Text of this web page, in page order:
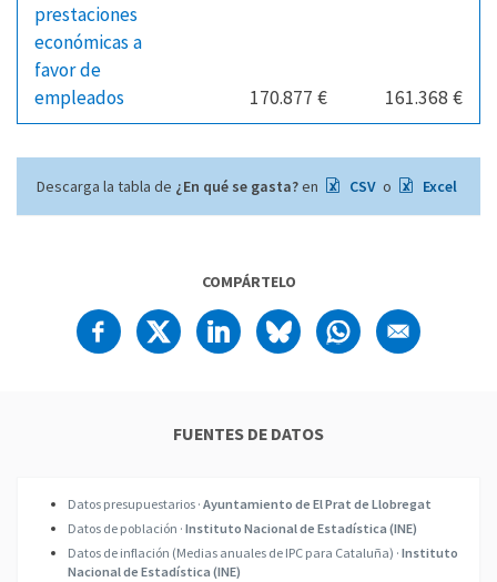
prestaciones
económicas a
favor de
empleados
170.877 € 161.368 €
Descarga la tabla de ¿En qué se gasta?en CSV o Excel
COMPÁRTELO
FUENTES DE DATOS
Datos presupuestarios · Ayuntamiento de El Prat de Llobregat
Datos de población · Instituto Nacional de Estadística (INE)
Datos de inflación (Medias anuales de IPC para Cataluña) · Instituto
Nacional de Estadística (INE)